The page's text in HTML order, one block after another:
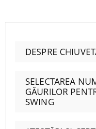
DESPRE
SELECTAREA
GĂURILOR
SWING